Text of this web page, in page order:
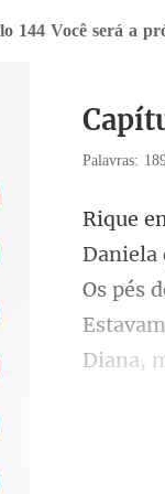
144 Você será a
Palavras:
Os pés
Estavam